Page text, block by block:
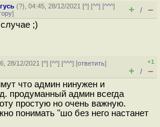
(?), 04:45, 28/12/2021 [^] [^^] [^^^]
] + / –
;)
28/12/2021 [^] [^^] [^^^] [ответить]
+1
+ / –
что админ нинужен и
продуманный админ всегда
простую но очень важную.
понимать "шо без него настанет